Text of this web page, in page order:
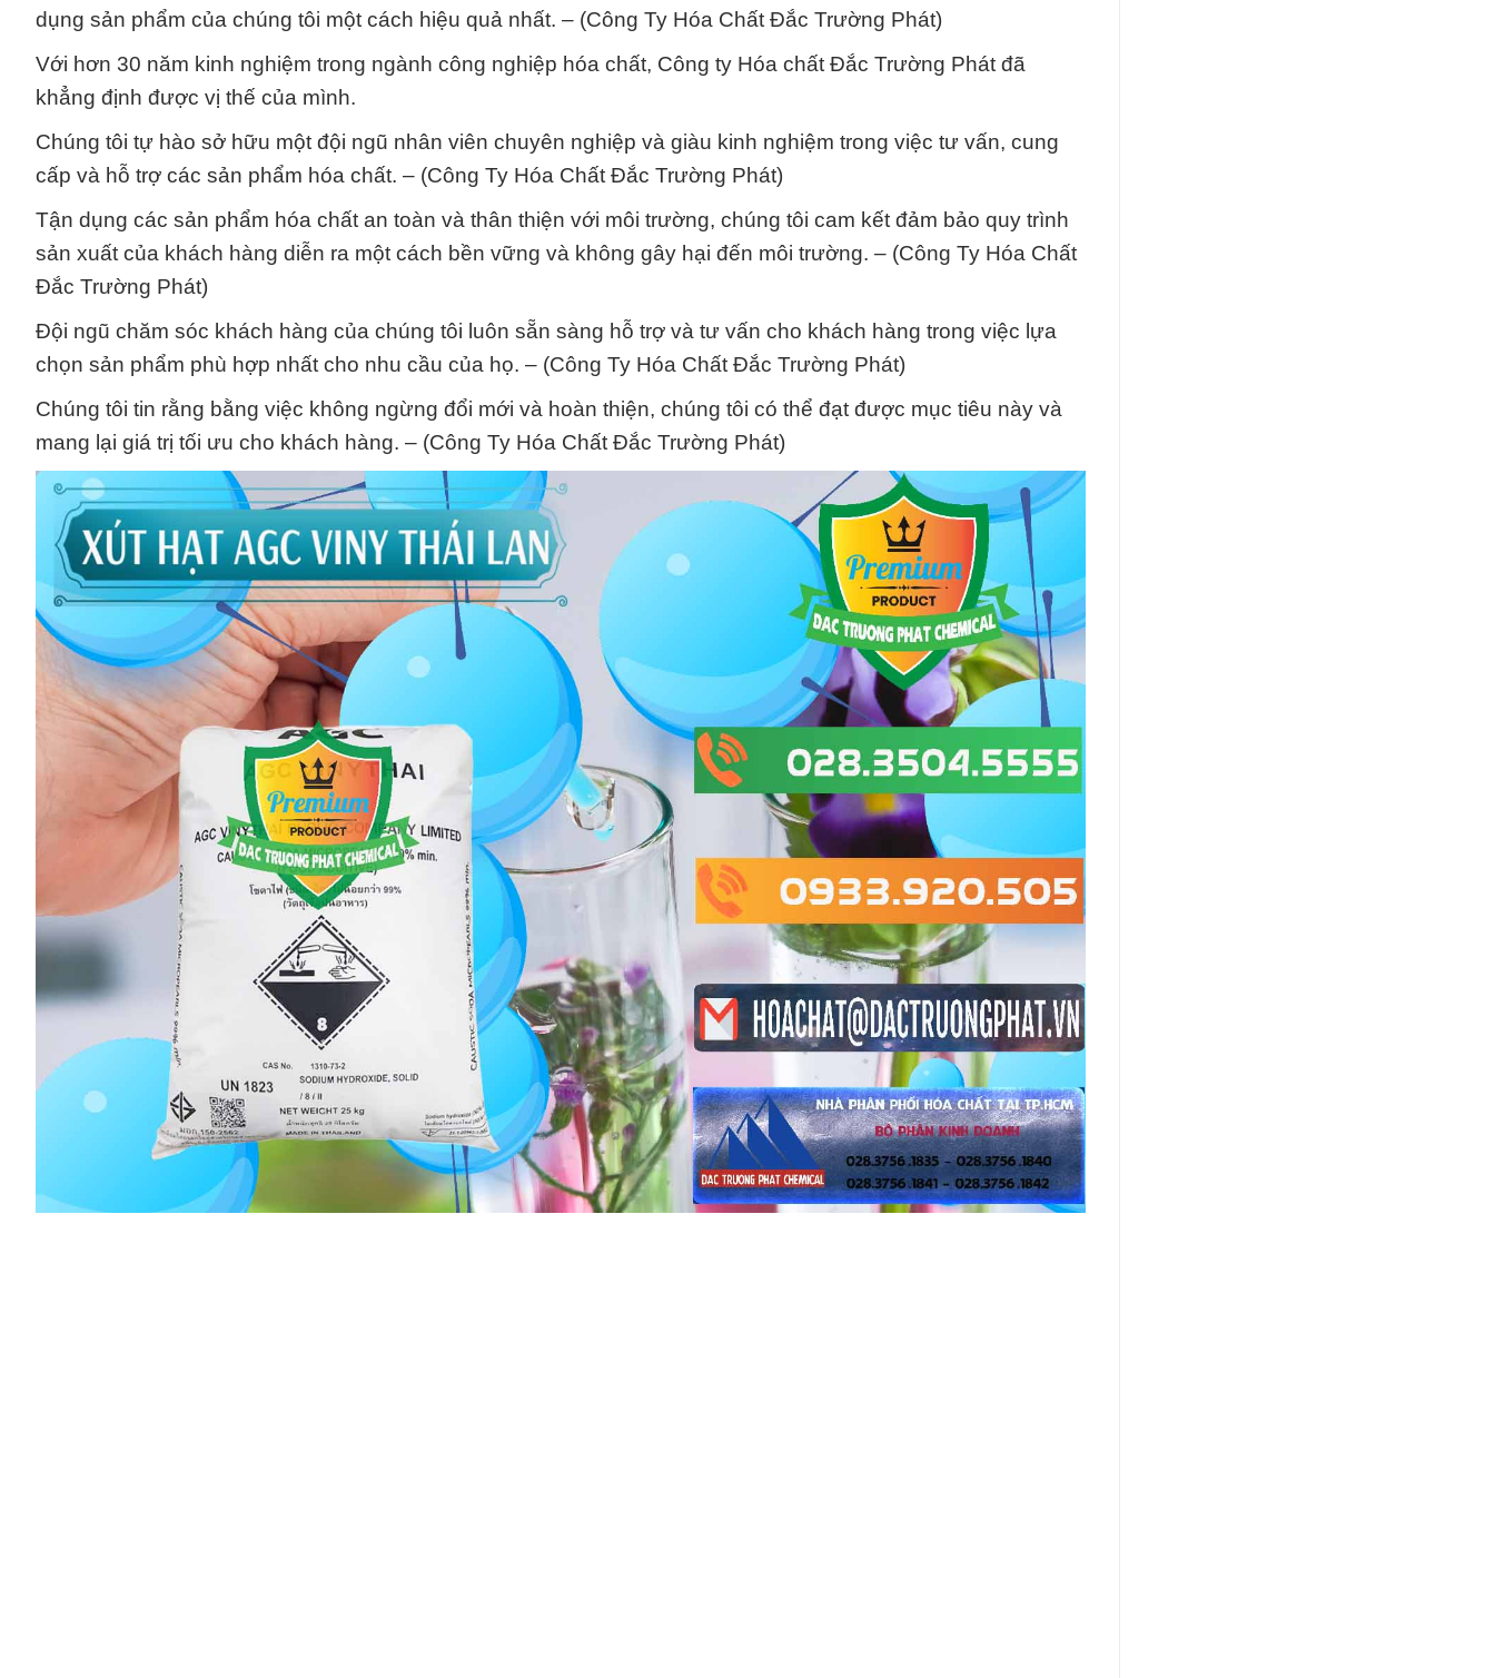
dụng sản phẩm của chúng tôi một cách hiệu quả nhất. – (Công Ty Hóa Chất Đắc Trường Phát)
Với hơn 30 năm kinh nghiệm trong ngành công nghiệp hóa chất, Công ty Hóa chất Đắc Trường Phát đã
khẳng định được vị thế của mình.
Chúng tôi tự hào sở hữu một đội ngũ nhân viên chuyên nghiệp và giàu kinh nghiệm trong việc tư vấn, cung
cấp và hỗ trợ các sản phẩm hóa chất. – (Công Ty Hóa Chất Đắc Trường Phát)
Tận dụng các sản phẩm hóa chất an toàn và thân thiện với môi trường, chúng tôi cam kết đảm bảo quy trình
sản xuất của khách hàng diễn ra một cách bền vững và không gây hại đến môi trường. – (Công Ty Hóa Chất
Đắc Trường Phát)
Đội ngũ chăm sóc khách hàng của chúng tôi luôn sẵn sàng hỗ trợ và tư vấn cho khách hàng trong việc lựa
chọn sản phẩm phù hợp nhất cho nhu cầu của họ. – (Công Ty Hóa Chất Đắc Trường Phát)
Chúng tôi tin rằng bằng việc không ngừng đổi mới và hoàn thiện, chúng tôi có thể đạt được mục tiêu này và
mang lại giá trị tối ưu cho khách hàng. – (Công Ty Hóa Chất Đắc Trường Phát)